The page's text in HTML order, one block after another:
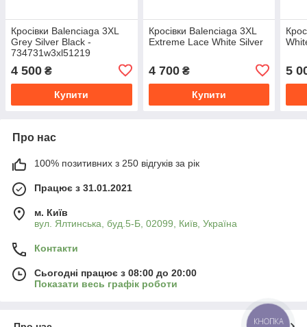
Кросівки Balenciaga 3XL
Grey Silver Black -
734731w3xl51219
4 500 ₴
Купити
Кросівки Balenciaga 3XL
Extreme Lace White Silver
4 700₴
Купити
5
Про нас
100% позитивних з 250 відгуків за рік
Працює з 31.01.2021
м. Київ
вул. Ялтинська, буд.5-Б, 02099, Київ, Україна
Контакти
Сьогодні працює з 08:00 до 20:00
Показати весь графік роботи
КНОПКА